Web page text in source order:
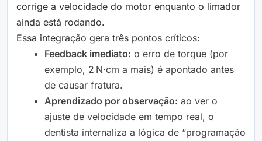
corrige a velocidade do motor enquanto o limador
ainda está rodando.
Essa integração gera três pontos críticos:
Feedback imediato: o erro de torque (por
exemplo, 2 N·cm a mais) é apontado antes
de causar fratura.
Aprendizado por observação: ao ver o
ajuste de velocidade em tempo real, o
dentista internaliza a lógica de “programação